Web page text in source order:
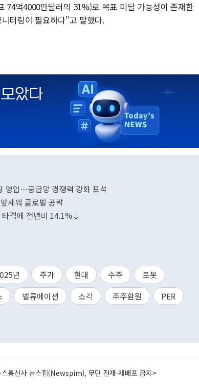
억4000만달러의 31%)로 목표 미달 가능성이 존재한
터링이 필요하다"고 말했다.
영입…공급망 경쟁력 강화 포석
세워 글로벌 공략
격에 전년비 14.1%↓
년 주가 현대 수주
로봇
밸류에이션 소각 주주환원
PER
통신사 뉴스핌(Newspim), 무단 전재-재배포 금지>